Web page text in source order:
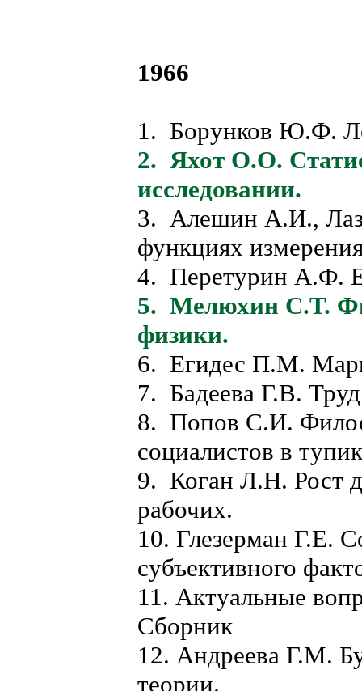
1966
1. Борунков Ю.Ф.
2. Яхот О.О.
исследовании.
3. Алешин А.И.,
функциях
4. Перетурин А.Ф.
5. Мелюхин С.Т.
физики.
6. Егидес П.М.
7. Бадеева Г.В.
8. Попов С.И.
социалистов в
9. Коган Л.Н. Рост
рабочих.
10. Глезерман Г.Е.
субъективного
11. Актуальные
Сборник
12. Андреева Г.М.
теории.